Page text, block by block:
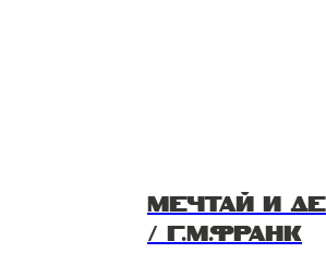
МЕЧТАЙ И
/ Г.М.ФРАНК